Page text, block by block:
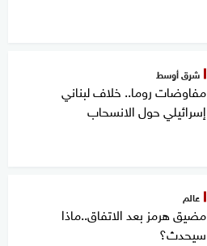
شرق أوسط
مفاوضات روما.. خلاف لبناني
إسرائيلي حول الانسحاب
عالم
مضيق هرمز بعد الاتفاق..ماذا
سيحدث؟